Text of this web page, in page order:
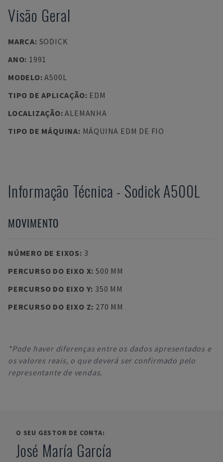
Visão Geral
MARCA: SODICK
ANO: 1991
MODELO:A500L
TIPO DE APLICAÇÃO: EDM
LOCALIZAÇÃO:ALEMANHA
TIPO DE MÁQUINA: MÁQUINA EDM DE FIO
Informação Técnica - SodickA500L
MOVIMENTO
NÚMERO DE EIXOS: 3
PERCURSO DO EIXO X: 500 MM
PERCURSO DO EIXO Y: 350 MM
PERCURSO DO EIXO Z: 270 MM
*Pode haver diferenças entre os dados apresentados e
os valores reais, o que deverá ser confirmado pelo
representante de vendas.
O SEU GESTOR DE CONTA:
José María García